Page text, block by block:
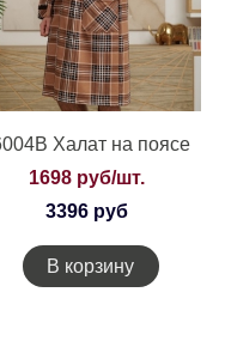
Халат на поясе
1698 руб/шт.
3396 руб
В корзину